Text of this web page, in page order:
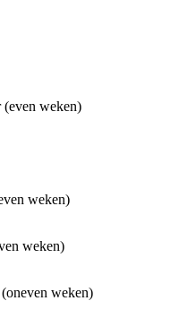
(even weken)
weken)
weken)
weken)